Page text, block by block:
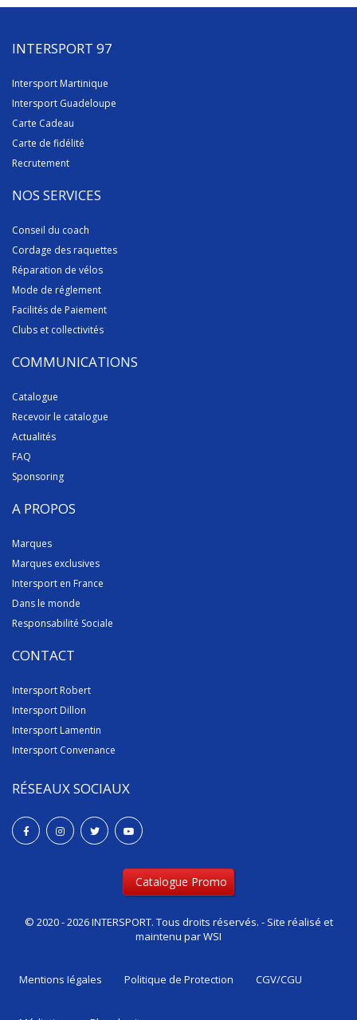
INTERSPORT 97
Intersport Martinique
Intersport Guadeloupe
Carte Cadeau
Carte de fidélité
Recrutement
NOS SERVICES
Conseil du coach
Cordage des raquettes
Réparation de vélos
Mode de réglement
Facilités de Paiement
Clubs et collectivités
COMMUNICATIONS
Catalogue
Recevoir le catalogue
Actualités
FAQ
Sponsoring
A PROPOS
Marques
Marques exclusives
Intersport en France
Dans le monde
Responsabilité Sociale
CONTACT
Intersport Robert
Intersport Dillon
Intersport Lamentin
Intersport Convenance
RÉSEAUX SOCIAUX
Catalogue Promo
© 2020 - 2026 INTERSPORT. Tous droits réservés. - Site réalisé et
maintenu parWSI
Mentions Iégales Politique de Protection CGV/CGU